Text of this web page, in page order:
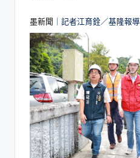
墨新聞 ｜記者江育銓／基隆報導